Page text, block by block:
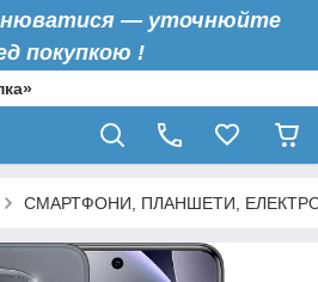
— уточнюйте
покупкою !
СМАРТФОНИ, ПЛАНШЕТИ,